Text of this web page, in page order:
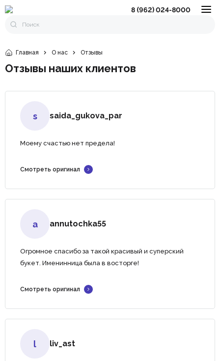
8 (962) 024-8000
Главная О нас Отзывы
Отзывы наших клиентов
s saida_gukova_par
Моему счастью нет предела!
Смотреть оригинал
a annutochka55
Огромное спасибо за такой красивый и суперский
букет. Именинница была в восторге!
Смотреть оригинал
l liv_ast